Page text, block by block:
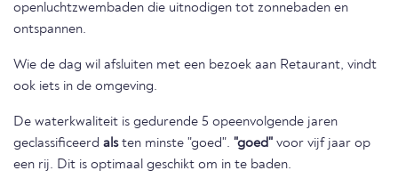
openluchtzwembaden die uitnodigen tot zonnebaden en
ontspannen.
Wie de dag wil afsluiten met een bezoek aan Retaurant, vindt
ook iets in de omgeving.
De waterkwaliteit is gedurende 5 opeenvolgende jaren
geclassificeerd alsten minste "goed". "goed" voor vijf jaar op
een rij. Dit is optimaal geschikt om in te baden.